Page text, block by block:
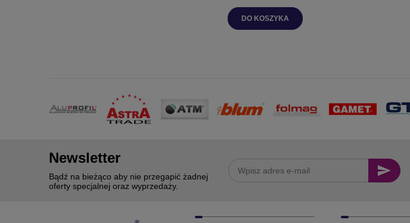
DO KOSZYKA
Newsletter
Bądź na bieżąco aby nie przegapić żadnej
oferty specjalnej oraz wyprzedaży.